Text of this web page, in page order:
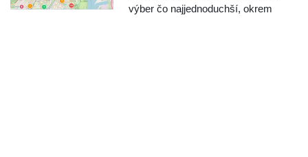
výber čo najjednoduchší, okrem